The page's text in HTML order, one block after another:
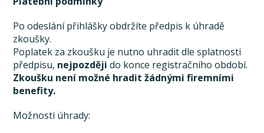
Po odeslání přihlášky obdržíte předpis k úhradě
zkoušky.
Poplatek za zkoušku je nutno uhradit dle splatnosti
předpisu, nejpozději do konce registračního období.
Zkoušku není možné hradit žádnými firemními
benefity.
Možnosti úhrady: